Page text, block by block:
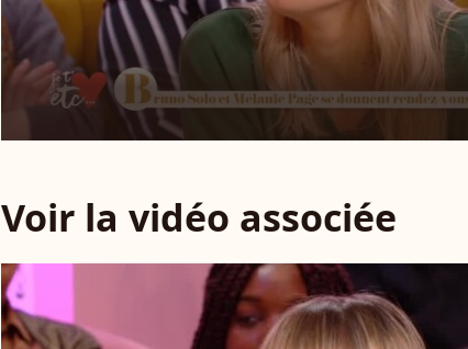
Voir la vidéo associée